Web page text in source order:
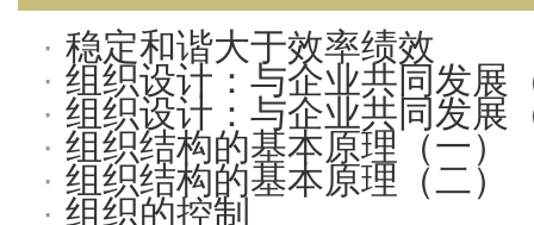
· 稳定和谐大于效率绩效
· 组织设计：与企业共同发展
· 组织设计：与企业共同发展
· 组织结构的基本原理（一）
· 组织结构的基本原理（二）
· 组织的控制